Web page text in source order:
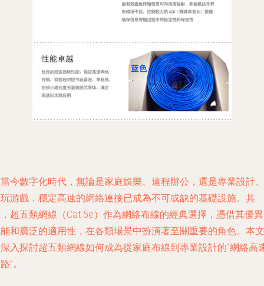
今數字化時代，無論是家庭娛樂、遠程辦公，還是專業設計、
游戲，穩定高速的網絡連接已成為不可或缺的基礎設施。其
超五類網線（Cat 5e）作為網絡布線的經典選擇，憑借其優
和廣泛的適用性，在各類場景中扮演著至關重要的角色。本文
入探討超五類網線如何成為從家庭布線到專業設計的“網絡高
”。